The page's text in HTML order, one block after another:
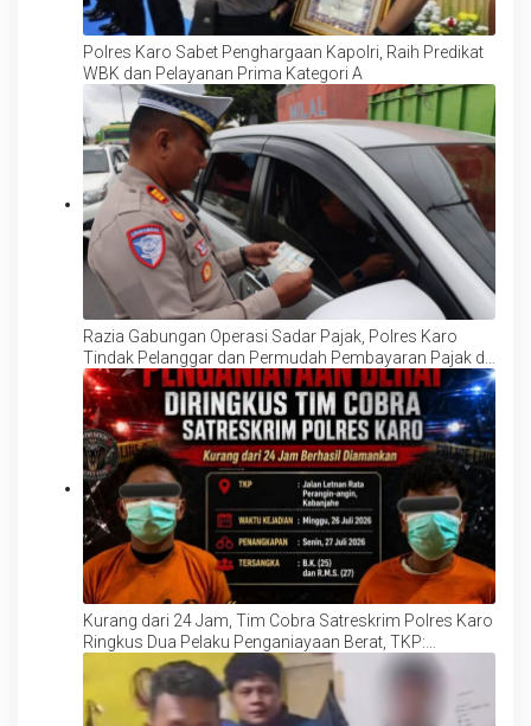
Polres Karo Sabet Penghargaan Kapolri, Raih Predikat
WBK dan Pelayanan Prima Kategori A
Razia Gabungan Operasi Sadar Pajak, Polres Karo
Tindak Pelanggar dan Permudah Pembayaran Pajak di
Lokasi
Kurang dari 24 Jam, Tim Cobra Satreskrim Polres Karo
Ringkus Dua Pelaku Penganiayaan Berat, TKP:
Kabanjahe